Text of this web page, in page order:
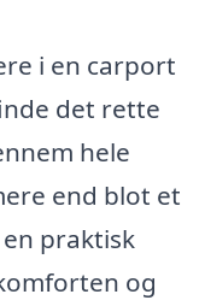
i en carport
det rette
hele
end blot et
praktisk
og